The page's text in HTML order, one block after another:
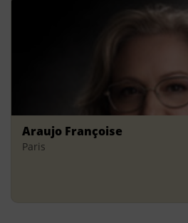
Araujo Françoise
Paris